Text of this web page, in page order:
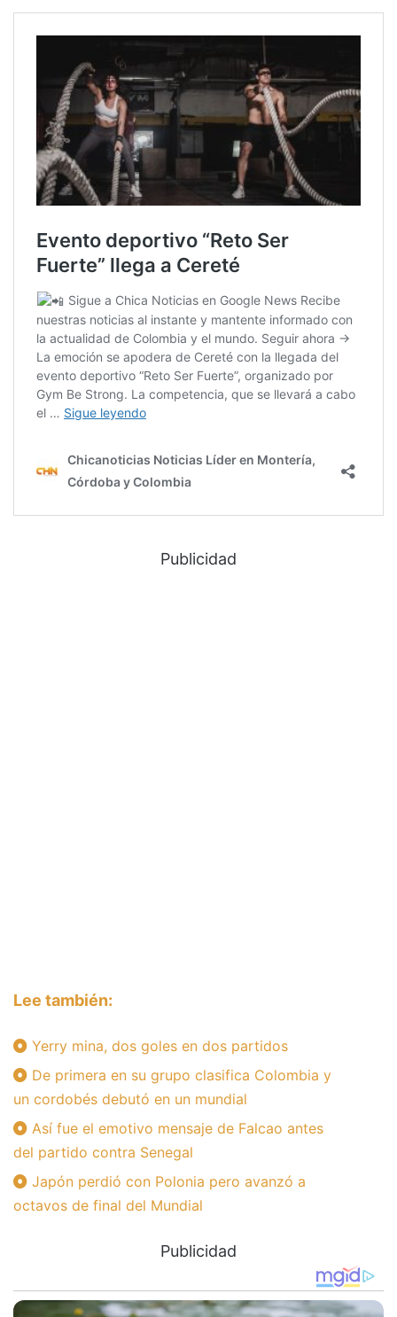
Publicidad
Lee también:
Yerry mina, dos goles en dos partidos
De primera en su grupo clasifica Colombia y
un cordobés debutó en un mundial
Así fue el emotivo mensaje de Falcao antes
del partido contra Senegal
Japón perdió con Polonia pero avanzó a
octavos de final del Mundial
Publicidad